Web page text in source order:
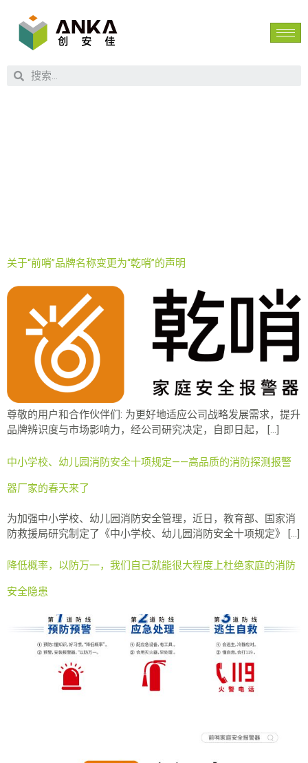
关于“前哨”品牌名称变更为“乾哨”的声明
尊敬的用户和合作伙伴们: 为更好地适应公司战略发展需求，提升
品牌辨识度与市场影响力，经公司研究决定，自即日起， […]
中小学校、幼儿园消防安全十项规定——高品质的消防探测报警
器厂家的春天来了
为加强中小学校、幼儿园消防安全管理，近日，教育部、国家消
防救援局研究制定了《中小学校、幼儿园消防安全十项规定》 […]
降低概率，以防万一，我们自己就能很大程度上杜绝家庭的消防
安全隐患